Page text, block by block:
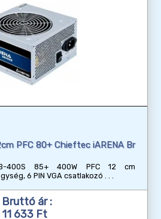
PFC 80+ Chieftec iARENA Br
400S 85+ 400W PFC 12 cm
6 PIN VGA csatlakozó
Bruttó ár :
11 633 Ft